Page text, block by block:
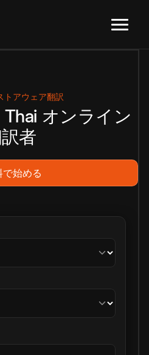
トアウェア翻訳
Thai オンライン
者
で始める